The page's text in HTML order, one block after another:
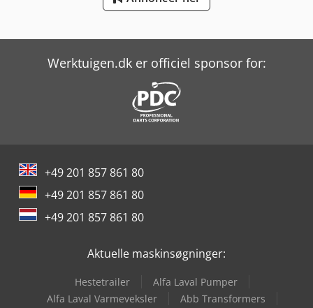
Scherer Feinbau Vdz 220 / Ds
Volvo Fh 400
Werktuigen.dk er officiel sponsor for:
+49 201 857 861 80
+49 201 857 861 80
+49 201 857 861 80
Aktuelle maskinsøgninger:
Hestetrailer
Alfa Laval Pumper
Alfa Laval Varmeveksler
Abb Transformers